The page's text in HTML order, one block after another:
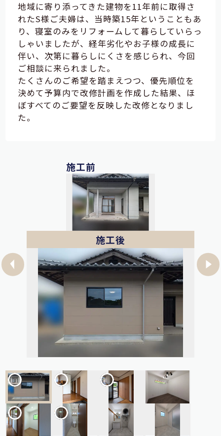
地域に寄り添ってきた建物を11年前に取得さ
れたS様ご夫婦は、当時築15年ということもあ
り、寝室のみをリフォームして暮らしていらっ
しゃいましたが、経年劣化やお子様の成長に
伴い、次第に暮らしにくさを感じられ、今回
ご相談に来られました。
たくさんのご希望を踏まえつつ、優先順位を
決めて予算内で改修計画を作成した結果、ほ
ぼすべてのご要望を反映した改修となりまし
た。
施工前
施工後